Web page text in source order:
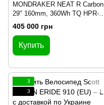
MONDRAKER NEAT R Carbon
29" 160mm, 360Wh TQ HPR-
50, Black/Silver, L
405 000 грн
Купить
3
3